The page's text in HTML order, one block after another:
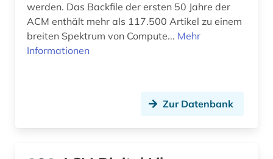
elektroakustik (1)
elektrochemie (3)
werden. Das Backfile der ersten 50 Jahre der
ACM enthält mehr als 117.500 Artikel zu einem
breiten Spektrum von Compute... Mehr
Informationen
Zur Datenbank